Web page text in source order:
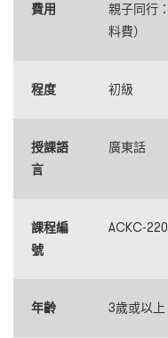
費用
親子同行
料費）
程度 初級
授課語
言
廣東話
課程編
號
ACKC-
年齡 3歲或以上